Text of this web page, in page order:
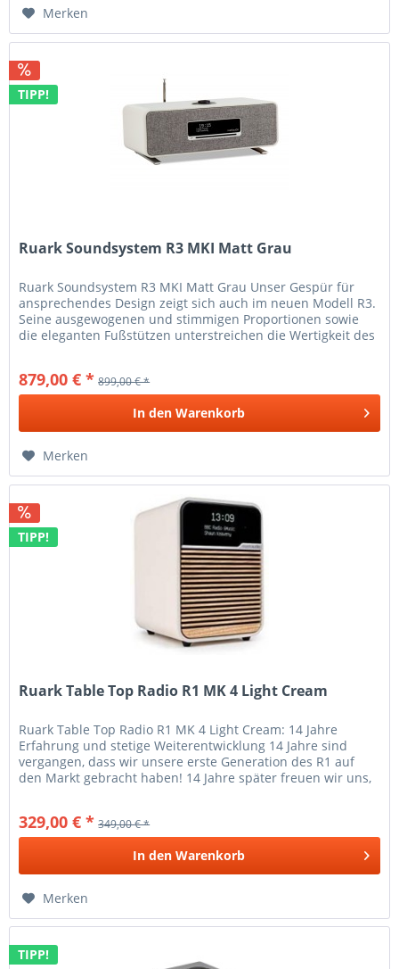
Merken
TIPP!
Ruark Soundsystem R3 MKI Matt Grau
Ruark Soundsystem R3 MKI Matt Grau Unser Gespür für
ansprechendes Design zeigt sich auch im neuen Modell R3.
Seine ausgewogenen und stimmigen Proportionen sowie
die eleganten Fußstützen unterstreichen die Wertigkeit des
879,00 € * 899,00 € *
In den Warenkorb
Merken
TIPP!
Ruark Table Top Radio R1 MK 4 Light Cream
Ruark Table Top Radio R1 MK 4 Light Cream: 14 Jahre
Erfahrung und stetige Weiterentwicklung 14 Jahre sind
vergangen, dass wir unsere erste Generation des R1 auf
den Markt gebracht haben! 14 Jahre später freuen wir uns,
329,00 € * 349,00 € *
In den Warenkorb
Merken
TIPP!